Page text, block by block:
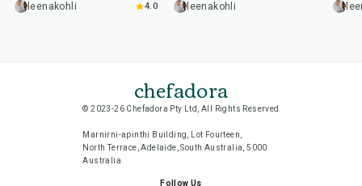
leenakohli 4.0 leenakohli
chefadora
© 2023-26 Chefadora Pty Ltd, All Rights Reserved
Marnirni-apinthi Building, Lot Fourteen,
North Terrace, Adelaide, South Australia, 5000
Australia
Follow Us